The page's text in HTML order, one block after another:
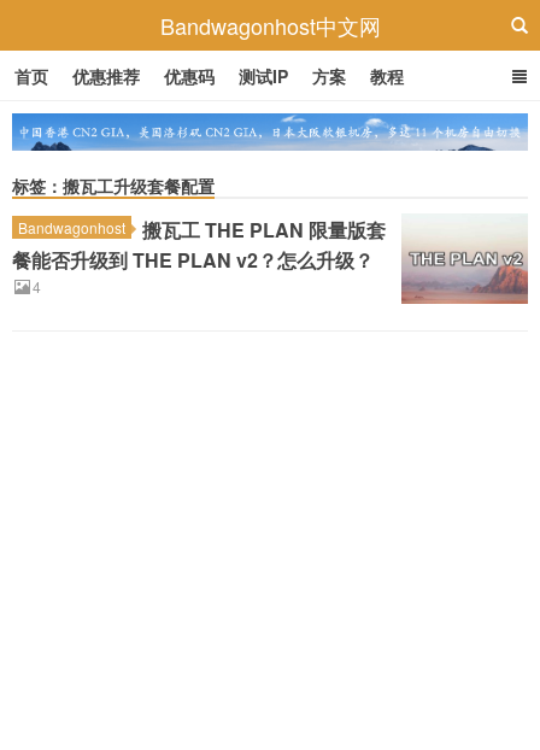
Bandwagonhost中文网
首页 优惠推荐 优惠码 测试IP 方案 教程
标签：搬瓦工升级套餐配置
Bandwagonhost
搬瓦工 THE PLAN 限量版套
餐能否升级到 THE PLAN v2？怎么升级？
4